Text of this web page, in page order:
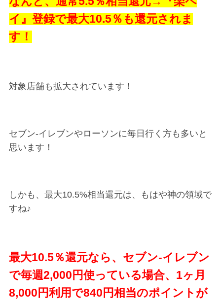
イ』登録で最大10.5％も還元されま
す！
対象店舗も拡大されています！
セブン-イレブンやローソンに毎日行く方も多いと
思います！
しかも、最大10.5%相当還元は、もはや神の領域で
すね♪
最大10.5％還元なら、セブン-イレブン
で毎週2,000円使っている場合、1ヶ月
8,000円利用で840円相当のポイントが